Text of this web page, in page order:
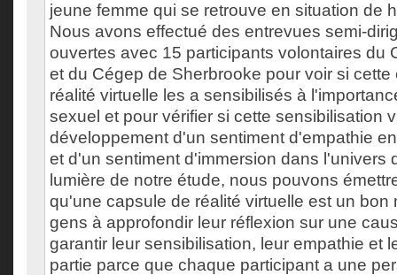
jeune femme qui se retrouve en situation de
Nous avons effectué des entrevues semi-
ouvertes avec 15 participants volontaires du
et du Cégep de Sherbrooke pour voir si
réalité virtuelle les a sensibilisés à
sexuel et pour vérifier si cette sensibilisation
développement d'un sentiment d'empathie
et d'un sentiment d'immersion dans l'univers
lumière de notre étude, nous pouvons
qu'une capsule de réalité virtuelle est un bon
gens à approfondir leur réflexion sur une
garantir leur sensibilisation, leur empathie et
partie parce que chaque participant a une